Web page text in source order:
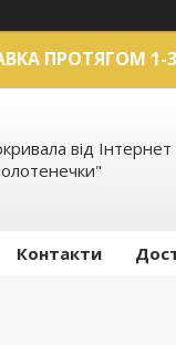
ПРОТЯГОМ 1-
від Інтернет
Контакти